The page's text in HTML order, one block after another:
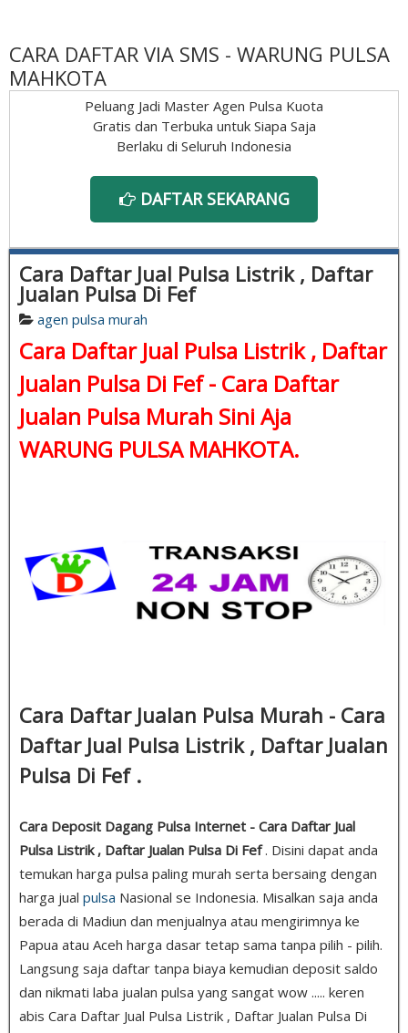
CARA DAFTAR VIA SMS - WARUNG PULSA
MAHKOTA
Peluang Jadi Master Agen Pulsa Kuota
Gratis dan Terbuka untuk Siapa Saja
Berlaku di Seluruh Indonesia
DAFTAR SEKARANG
Cara Daftar Jual Pulsa Listrik , Daftar
Jualan Pulsa Di Fef
agen pulsa murah
Cara Daftar Jual Pulsa Listrik , Daftar
Jualan Pulsa Di Fef - Cara Daftar
Jualan Pulsa Murah Sini Aja
WARUNG PULSA MAHKOTA.
Cara Daftar Jualan Pulsa Murah - Cara
Daftar Jual Pulsa Listrik , Daftar Jualan
Pulsa Di Fef .
Cara Deposit Dagang Pulsa Internet - Cara Daftar Jual
Pulsa Listrik , Daftar Jualan Pulsa Di Fef. Disini dapat anda
temukan harga pulsa paling murah serta bersaing dengan
harga jual pulsa Nasional se Indonesia. Misalkan saja anda
berada di Madiun dan menjualnya atau mengirimnya ke
Papua atau Aceh harga dasar tetap sama tanpa pilih - pilih.
Langsung saja daftar tanpa biaya kemudian deposit saldo
dan nikmati laba jualan pulsa yang sangat wow ..... keren
abis Cara Daftar Jual Pulsa Listrik , Daftar Jualan Pulsa Di